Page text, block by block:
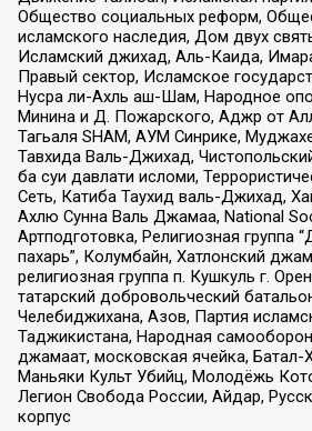
Общество социальных реформ,
исламского наследия, Дом двух
Исламский джихад, Аль-Каида,
Правый сектор, Исламское
Нусра ли-Ахль аш-Шам, Народное
Минина и Д. Пожарского, Аджр от
Тагьаля SHAM, АУМ Синрике,
Тавхида Валь-Джихад,
ба суи давлати исломи,
Сеть, Катиба Таухид валь-Джихад,
Ахлю Сунна Валь Джамаа, National
Артподготовка, Религиозная группа
пахарь”, Колумбайн, Хатлонский
религиозная группа п. Кушкуль г.
татарский добровольческий
Челебиджихана, Азов, Партия
Таджикистана, Народная
джамаат, московская ячейка, Батал-
Маньяки Культ Убийц, Молодёжь
Легион Свобода России, Айдар,
корпус